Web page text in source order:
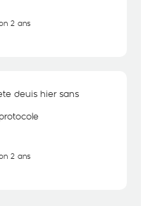
2 ans
deuis hier sans
2 ans